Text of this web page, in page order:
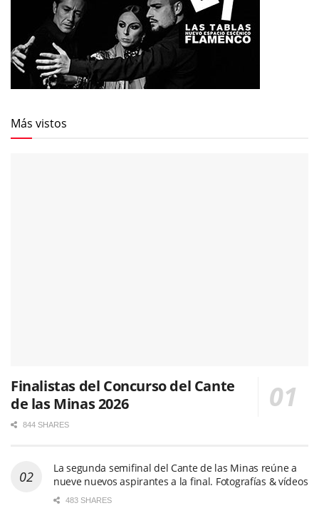
Más vistos
Finalistas del Concurso del Cante
de las Minas 2026
844 SHARES
La segunda semifinal del Cante de las Minas reúne a
nueve nuevos aspirantes a la final. Fotografías & vídeos
483 SHARES